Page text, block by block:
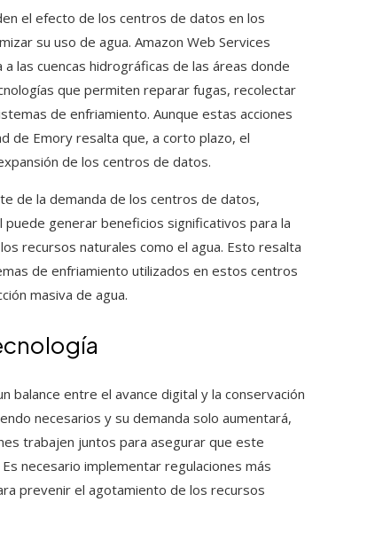
el efecto de los centros de datos en los
su uso de agua. Amazon Web Services
las cuencas hidrográficas de las áreas donde
que permiten reparar fugas, recolectar
de enfriamiento. Aunque estas acciones
de Emory resalta que, a corto plazo, el
de los centros de datos.
de la demanda de los centros de datos,
puede generar beneficios significativos para la
recursos naturales como el agua. Esto resalta
de enfriamiento utilizados en estos centros
masiva de agua.
balance entre el avance digital y la conservación
necesarios y su demanda solo aumentará,
trabajen juntos para asegurar que este
necesario implementar regulaciones más
prevenir el agotamiento de los recursos